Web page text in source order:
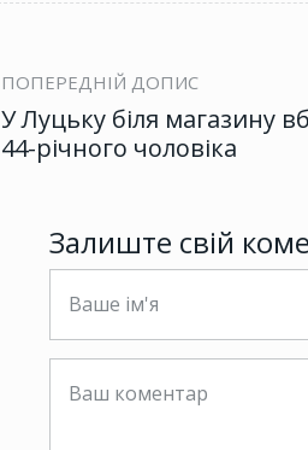
ПОПЕРЕДНІЙ ДОПИС
У Луцьку біля магазину
44-річного чоловіка
Залиште свій